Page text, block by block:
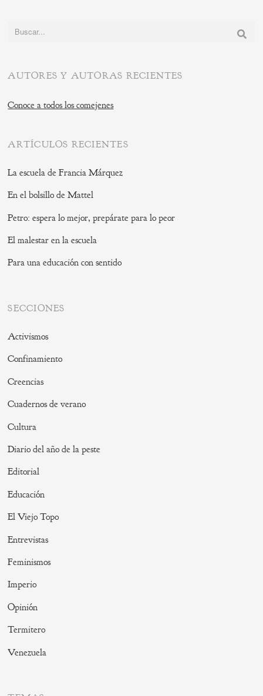
Buscar:
AUTORES Y AUTORAS RECIENTES
Conoce a todos los comejenes
ARTÍCULOS RECIENTES
La escuela de Francia Márquez
En el bolsillo de Mattel
Petro: espera lo mejor, prepárate para lo peor
El malestar en la escuela
Para una educación con sentido
SECCIONES
Activismos
Confinamiento
Creencias
Cuadernos de verano
Cultura
Diario del año de la peste
Editorial
Educación
El Viejo Topo
Entrevistas
Feminismos
Imperio
Opinión
Termitero
Venezuela